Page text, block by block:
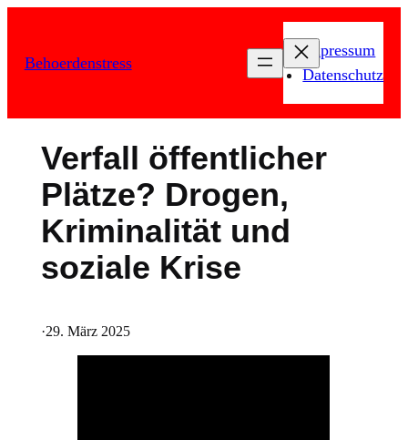
springen
Behoerdenstress
Impressum
Datenschutz
Verfall öffentlicher
Plätze? Drogen,
Kriminalität und
soziale Krise
·29. März 2025